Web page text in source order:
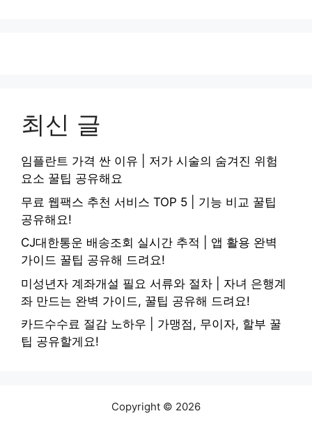
최신 글
임플란트 가격 싼 이유 | 저가 시술의 숨겨진 위험
요소 꿀팁 공유해요
무료 웹팩스 추천 서비스 TOP 5 | 기능 비교 꿀팁
공유해요!
CJ대한통운 배송조회 실시간 추적 | 앱 활용 완벽
가이드 꿀팁 공유해 드려요!
미성년자 계좌개설 필요 서류와 절차 | 자녀 은행계
좌 만드는 완벽 가이드, 꿀팁 공유해 드려요!
카드수수료 절감 노하우 | 가맹점, 무이자, 할부 꿀
팁 공유할게요!
Copyright © 2026